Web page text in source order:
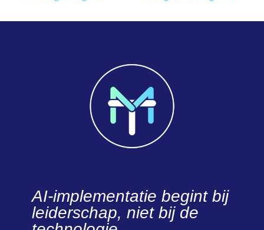
AI-implementatie begint bij
leiderschap, niet bij de